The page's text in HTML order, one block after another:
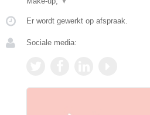
Er wordt gewerkt op afspraak.
Sociale media: